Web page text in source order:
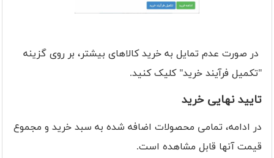
در صورت عدم تمایل به خرید کالاهای بیشتر، بر روی گزینه
"تکمیل فرآیند خرید" کلیک کنید.
تایید نهایی خرید
در ادامه، تمامی محصولات اضافه شده به سبد خرید و مجموع
قیمت آنها قابل مشاهده است.